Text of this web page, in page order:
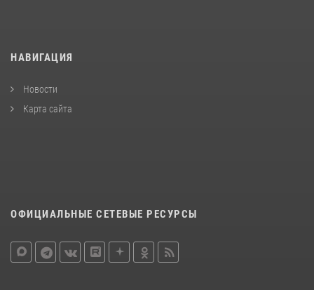
НАВИГАЦИЯ
Новости
Карта сайта
ОФИЦИАЛЬНЫЕ СЕТЕВЫЕ РЕСУРСЫ